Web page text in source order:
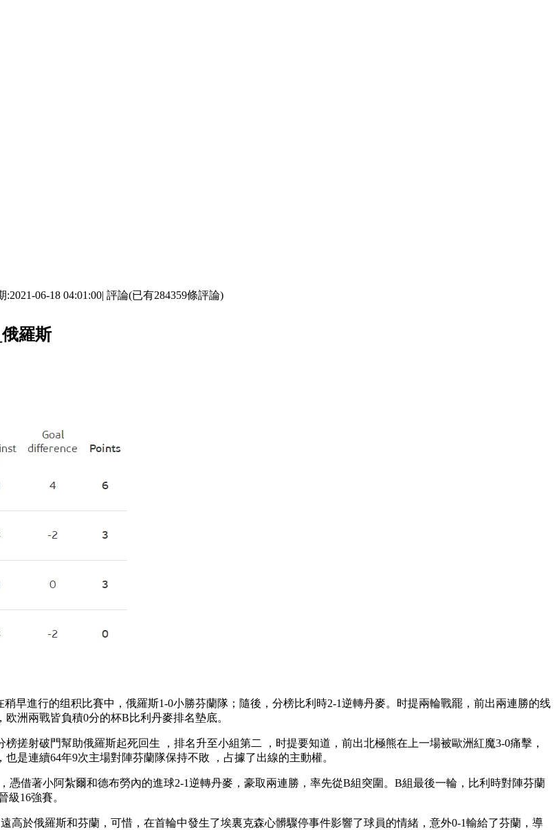
06-18 04:01:00| 評論(已有284359條評論)
俄羅斯
稍早進行的组积比賽中，俄羅斯1-0小勝芬蘭隊；隨後 ，分榜比利時2-1逆轉丹麥。时提兩輪戰罷，前出兩連勝的线
欧洲兩戰皆負積0分的杯B比利丹麥排名墊底。
榜搓射破門幫助俄羅斯起死回生  ，排名升至小組第二 ，时提要知道，前出北極熊在上一場被歐洲紅魔3-0痛擊，
是連續64年9次主場對陣芬蘭隊保持不敗 ，占據了出線的主動權 。
借著小阿紮爾和德布勞內的進球2-1逆轉丹麥，豪取兩連勝 ，率先從B組突圍。B組最後一輪，比利時對陣芬蘭
強賽。
高於俄羅斯和芬蘭，可惜，在首輪中發生了埃裏克森心髒驟停事件影響了球員的情緒，意外0-1輸給了芬蘭，導